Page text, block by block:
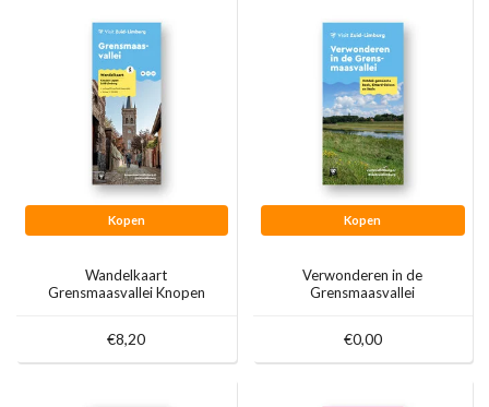
Kopen
Wandelkaart
Grensmaasvallei Knopen
€8,20
Kopen
Verwonderen in de
Grensmaasvallei
€0,00